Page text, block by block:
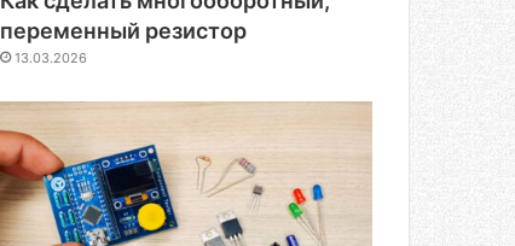
переменный резистор
13.03.2026